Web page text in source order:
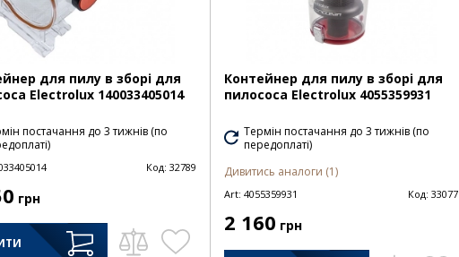
для пилу в зборі для
Electrolux 140033405014
постачання до 3 тижнів (по
Код: 32789
грн
Контейнер для пилу в зборі для
пилососа Electrolux 4055359931
Термін постачання до 3 тижнів (по
передоплаті)
Дивитись аналоги (1)
Art: 4055359931 Код: 33077
2 160 грн